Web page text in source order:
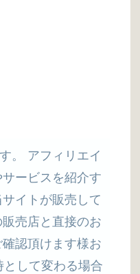
。 アフィリエイ
ービスを紹介す
イトが販売して
売店と直接のお
認頂けます様お
して変わる場合